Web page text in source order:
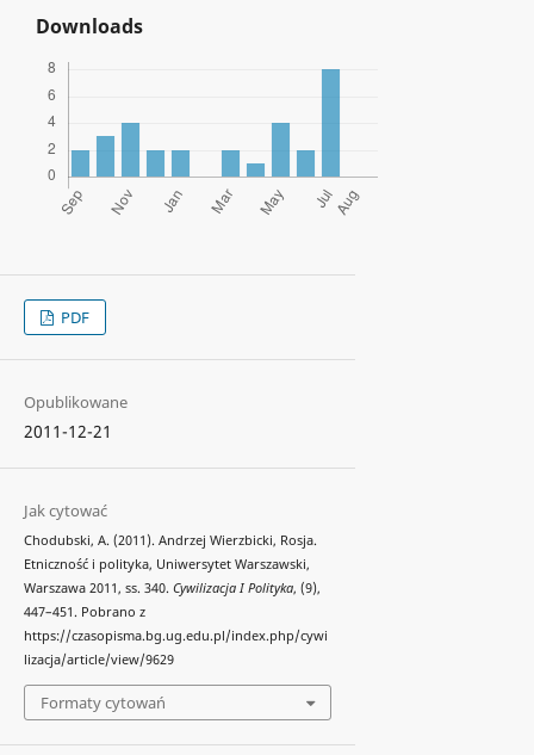
Downloads
PDF
Opublikowane
2011-12-21
Jak cytować
Chodubski, A. (2011). Andrzej Wierzbicki, Rosja.
Etniczność i polityka, Uniwersytet Warszawski,
Warszawa 2011, ss. 340. Cywilizacja I Polityka, (9),
447–451. Pobrano z
https://czasopisma.bg.ug.edu.pl/index.php/cywi
lizacja/article/view/9629
Formaty cytowań